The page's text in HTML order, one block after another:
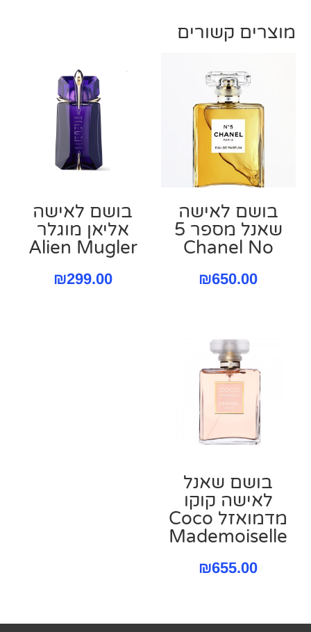
מוצרים קשורים
בושם לאישה
שאנל מספר 5
Chanel No
₪650.00
בושם לאישה
אליאן מוגלר
Alien Mugler
₪299.00
בושם שאנל
לאישה קוקו
מדמואזל Coco
Mademoiselle
₪655.00